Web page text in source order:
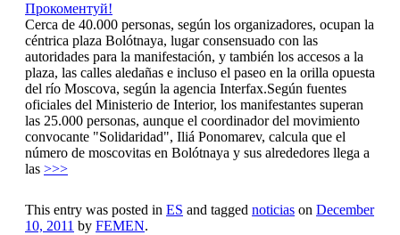
Прокоментуй!
Cerca de 40.000 personas, según los organizadores, ocupan la
céntrica plaza Bolótnaya, lugar consensuado con las
autoridades para la manifestación, y también los accesos a la
plaza, las calles aledañas e incluso el paseo en la orilla opuesta
del río Moscova, según la agencia Interfax.Según fuentes
oficiales del Ministerio de Interior, los manifestantes superan
las 25.000 personas, aunque el coordinador del movimiento
convocante "Solidaridad", Iliá Ponomarev, calcula que el
número de moscovitas en Bolótnaya y sus alrededores llega a
las >>>
This entry was posted in ES and tagged noticias on December
10, 2011 by FEMEN.